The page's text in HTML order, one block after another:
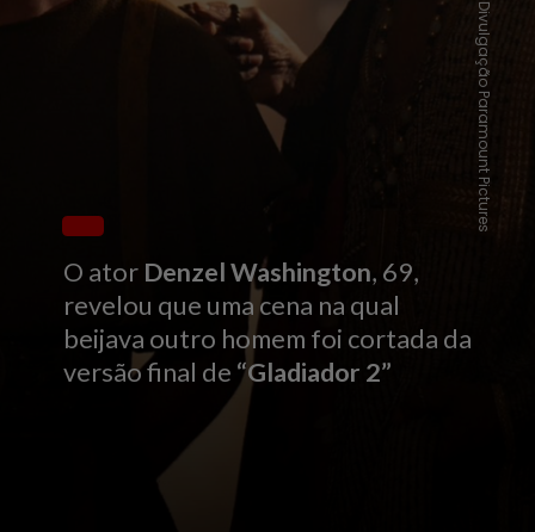
O ator Denzel Washington, 69,
revelou que uma cena na qual
beijava outro homem foi cortada da
versão final de “Gladiador 2”
Divulgação Paramount Pictures